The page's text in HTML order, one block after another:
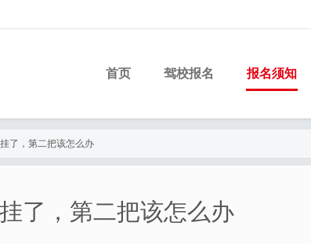
首页 驾校报名 报名须知
了，第二把该怎么办
了，第二把该怎么办